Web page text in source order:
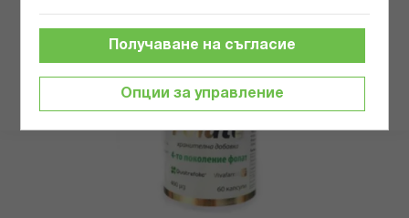
изображенията
Опции за управление
Получаване на съгласие